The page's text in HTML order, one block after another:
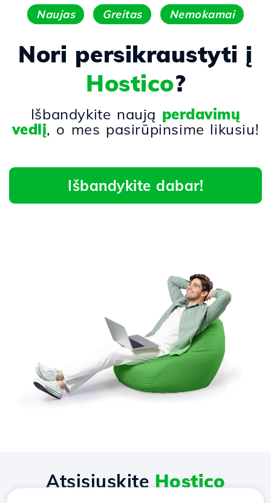
Naujas Greitas Nemokamai
Nori persikraustyti į
Hostico?
Išbandykite naują perdavimų
vedlį, o mes pasirūpinsime likusiu!
Išbandykite dabar!
Atsisiųskite Hostico